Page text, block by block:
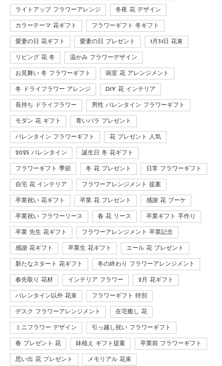
ライトアップ フラワーアレンジ 冬夜 花 デザイン
カラーテーマ 花ギフト フラワーギフト 冬ギフト
愛妻の日 花ギフト 愛妻の日 プレゼント 1月31日 花束
リビング 花 冬 温かみ フラワーデザイン
お見舞い 冬 フラワーギフト 病室 花 アレンジメント
冬 ドライフラワー アレンジ DIY 花 インテリア
長持ち ドライフラワー 男性 バレンタイン フラワーギフト
モダン 花 ギフト 青いバラ プレゼント
バレンタイン フラワーギフト 花 プレゼント 人気
2025 バレンタイン 誕生日 冬 花ギフト
フラワーギフト 季節 冬 花 プレゼント 日常 フラワーギフト
自宅 花 インテリア フラワーアレンジメント 提案
卒業祝い 花ギフト 卒業 花 プレゼント 感謝 花 ブーケ
卒業祝い フラワーリース 春 花 リース 卒業ギフト 手作り
卒業 先生 花ギフト フラワーアレンジメント 卒業記念
感謝 花ギフト 卒業生 花ギフト エール 花 プレゼント
新たなスタート 花ギフト 冬の終わり フラワーアレンジメント
春先取り 花材 インテリア フラワー 2月 花ギフト
バレンタイン以外 花束 フラワーギフト 特別
デスク フラワーアレンジメント 在宅癒し 花
ミニフラワー デザイン 引っ越し祝い フラワーギフト
春 プレゼント 花 鉢植え ギフト提案 卒業前 フラワーギフト
思い出 花 プレゼント メモリアル 花束